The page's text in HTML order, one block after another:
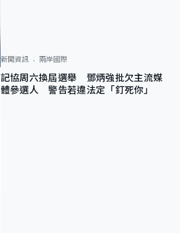
新聞資訊 兩岸國際
記協周六換屆選舉 鄧炳強批欠主流媒
體參選人 警告若違法定「釘死你」